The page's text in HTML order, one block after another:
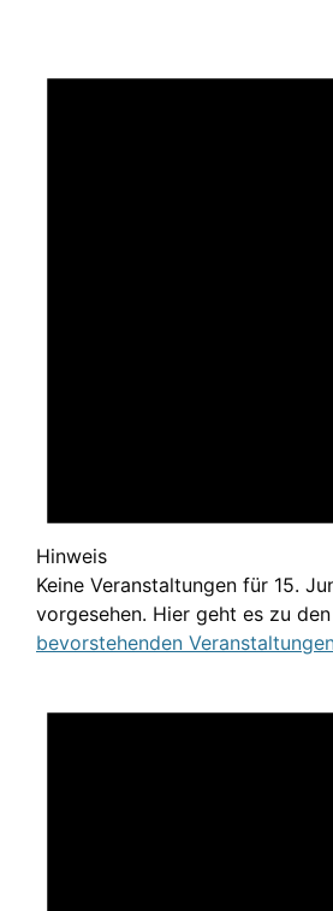
Hinweis
Keine Veranstaltungen für 15.
vorgesehen. Hier geht es zu den
bevorstehenden